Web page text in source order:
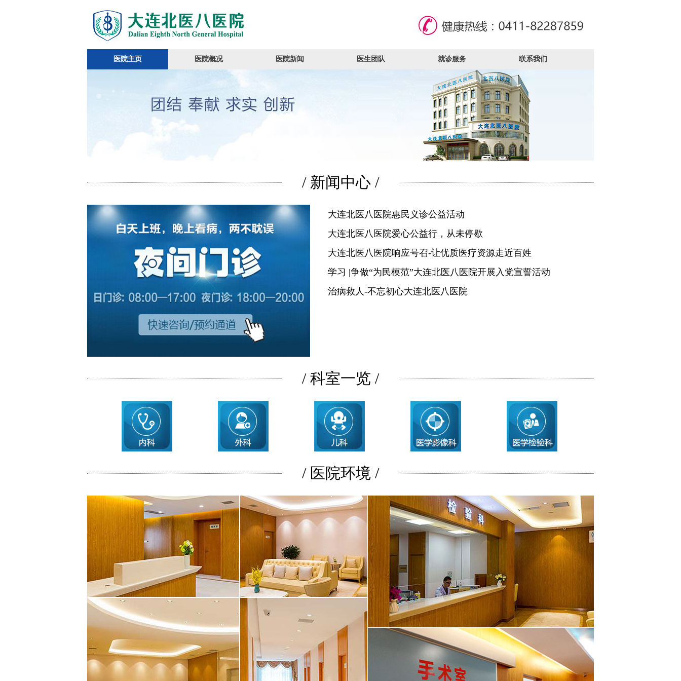
医院主页 医院概况 医院新闻 医生团队 就诊服务 联系我们
/ 新闻中心 /
大连北医八医院惠民义诊公益活动
大连北医八医院爱心公益行，从未停歇
大连北医八医院响应号召-让优质医疗资源走近百姓
学习 |争做“为民模范”大连北医八医院开展入党宣誓活动
治病救人-不忘初心大连北医八医院
/ 科室一览 /
/ 医院环境 /